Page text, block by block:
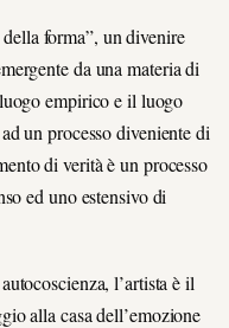
forma”, un divenire
da una materia di
empirico e il luogo
un processo diveniente di
di verità è un processo
ed uno estensivo di
l’artista è il
alla casa dell’emozione